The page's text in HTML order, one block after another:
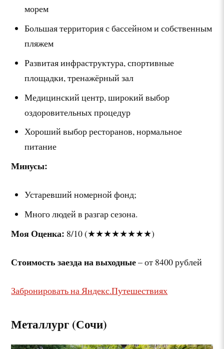
морем
Большая территория с бассейном и собственным
пляжем
Развитая инфраструктура, спортивные
площадки, тренажёрный зал
Медицинский центр, широкий выбор
оздоровительных процедур
Хороший выбор ресторанов, нормальное
питание
Минусы:
Устаревший номерной фонд;
Много людей в разгар сезона.
Моя Оценка: 8/10 (★★★★★★★★)
Стоимость заезда на выходные– от 8400 рублей
Забронировать на Яндекс.Путешествиях
Металлург (Сочи)